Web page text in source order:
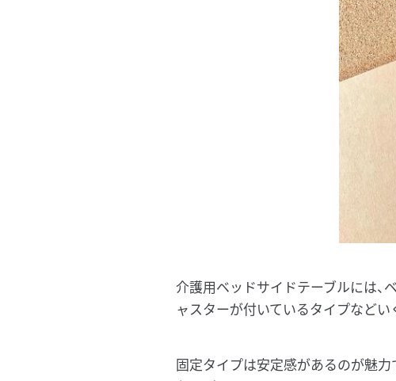
介護用ベッドサイドテーブルには、
ャスターが付いているタイプなどい
固定タイプは安定感があるのが魅